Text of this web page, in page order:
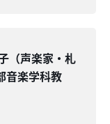
（声楽家・札
音楽学科教